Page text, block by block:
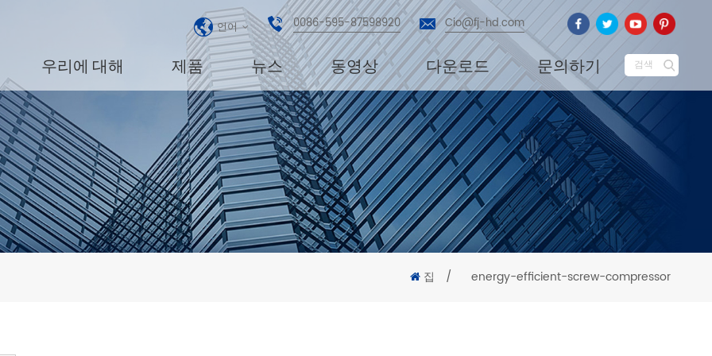
언어 0086-595-87598920 Cio@fj-hd.com
우리에 대해 제품 뉴스 동영상 다운로드 문의하기 검색
집 / energy-efficient-screw-compressor